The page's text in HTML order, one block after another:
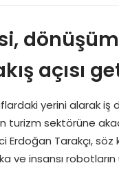
açısı
yerini alarak iş
sektörüne
Erdoğan Tarakçı,
ve insansı